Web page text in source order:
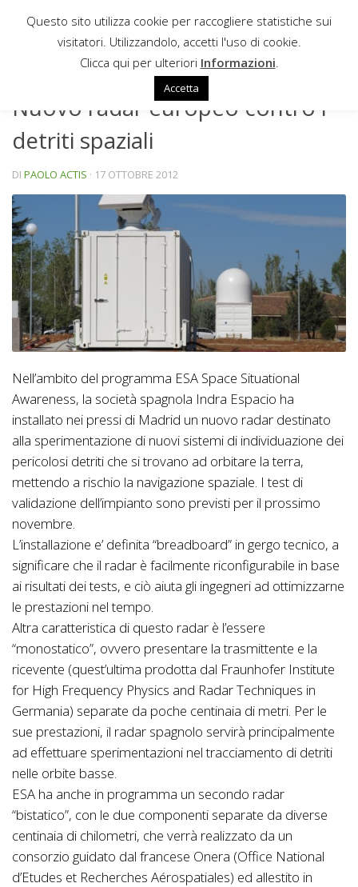
Sotto il contenuto
Nuovo radar europeo contro i
detriti spaziali
DI PAOLO ACTIS · 17 OTTOBRE 2012
Nell’ambito del programma ESA Space Situational
Awareness, la società spagnola Indra Espacio ha
installato nei pressi di Madrid un nuovo radar destinato
alla sperimentazione di nuovi sistemi di individuazione dei
pericolosi detriti che si trovano ad orbitare la terra,
mettendo a rischio la navigazione spaziale. I test di
validazione dell’impianto sono previsti per il prossimo
novembre.
L’installazione e’ definita “breadboard” in gergo tecnico, a
significare che il radar è facilmente riconfigurabile in base
ai risultati dei tests, e ciò aiuta gli ingegneri ad ottimizzarne
le prestazioni nel tempo.
Altra caratteristica di questo radar è l’essere
“monostatico”, ovvero presentare la trasmittente e la
ricevente (quest’ultima prodotta dal Fraunhofer Institute
for High Frequency Physics and Radar Techniques in
Germania) separate da poche centinaia di metri. Per le
sue prestazioni, il radar spagnolo servirà principalmente
ad effettuare sperimentazioni nel tracciamento di detriti
nelle orbite basse.
ESA ha anche in programma un secondo radar
“bistatico”, con le due componenti separate da diverse
centinaia di chilometri, che verrà realizzato da un
consorzio guidato dal francese Onera (Office National
d’Etudes et Recherches Aérospatiales) ed allestito in
Questo sito utilizza cookie per raccogliere statistiche sui
visitatori. Utilizzandolo, accetti l'uso di cookie.
Clicca qui per ulteriori Informazioni
Accetta